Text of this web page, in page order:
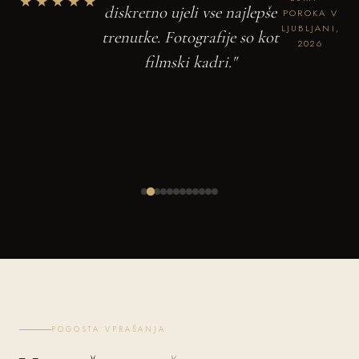
diskretno ujeli vse najlepše
trenutke. Fotografije so kot
filmski kadri."
POROKA V
LJUBLJANI,
2026
POGOSTA VPRAŠANJA